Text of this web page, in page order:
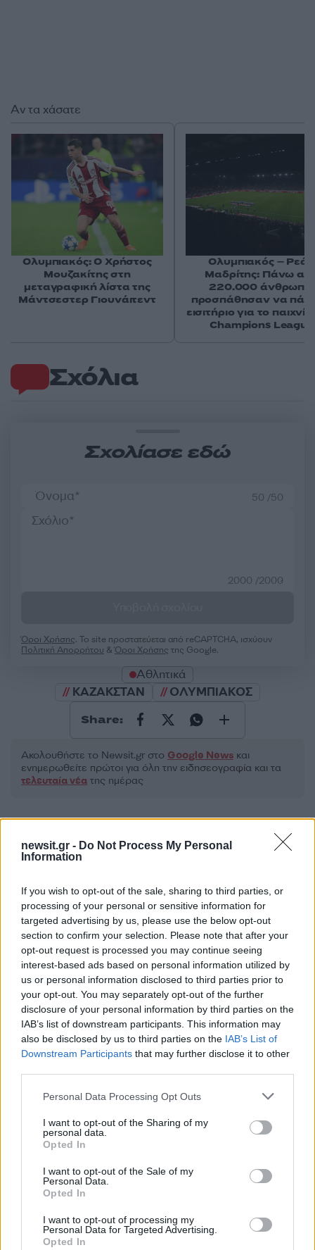
newsit.gr - Do Not Process My Personal
Information
If you wish to opt-out of the sale, sharing to third parties, or
processing of your personal or sensitive information for
targeted advertising by us, please use the below opt-out
section to confirm your selection. Please note that after your
opt-out request is processed you may continue seeing
interest-based ads based on personal information utilized by
us or personal information disclosed to third parties prior to
your opt-out. You may separately opt-out of the further
disclosure of your personal information by third parties on the
IAB’s list of downstream participants. This information may
also be disclosed by us to third parties on the IAB’s List of
Downstream Participants that may further disclose it to other
Please note that this website/app uses one or more Google
not limited to your visit or usage behaviour. You may click to
grant or deny consent to Google and its third-party tags to
use your data for below specified purposes in below Google
consent section.
Personal Data Processing Opt Outs
I want to opt-out of the Sharing of my
personal data.
Opted In
I want to opt-out of the Sale of my
Personal Data.
Opted In
I want to opt-out of processing my
Personal Data for Targeted Advertising.
Opted In
Σχόλια
Σχολίασε εδώ
50 /50
2000 /2000
Όροι Χρήσης. Το site προστατεύεται από reCAPTCHA, ισχύουν
Πολιτική Απορρήτου &Όροι Χρήσης της Google.
Αθλητικά
ΚΑΖΑΚΣΤΑΝ
ΟΛΥΜΠΙΑΚΟΣ
Share:
Ακολουθήστε το Νewsit.gr στο Google News και
ενημερωθείτε πρώτοι για όλη την ειδησεογραφία και τα
τελευταία νέα της ημέρας
Αν τα χάσατε
Ολυμπιακός: Ο Χρήστος
Μουζακίτης στη
μεταγραφική λίστα της
Μάντσεστερ Γιουνάιτεντ
Ολυμπιακός – Ρεάλ
Μαδρίτης: Πάνω
220.000 άνθρωποι
προσπάθησαν να
εισιτήριο για το
Champions League
1 Σέρρες: Βίντεο ντοκουμέντο από το
τροχαίο με νεκρούς μητέρα και γιο – Ο
οδηγός του φορτηγού κατέγραψε τη
σύγκρουση
2Έρχεται τριήμερο με 40άρια και ισχυρά
μελτέμια - Οι περιοχές που θα είναι πιο
έντονα τα φαινόμενα
3Στα Χανιά για ολιγοήμερες διακοπές ο
Κυριάκος Μητσοτάκης με την σύζυγό του
Μαρέβα
4Marfin: Η 46χρονη πήρε προθεσμία για να
συμμετείχε στη διαδήλωση όπως και
100.000 άτομα»
ηττήθηκαν στο τρελό ματς της Τούμπας και
θα ψάξουν την ανατροπή στο Βέλγιο
Πιο σχολιασμένα
Έφυγαν οι συνεργάτες, μένει η Μαρία
Καρυστιανού - Η επόμενη μέρα για την
«Ελπίδα για τη Δημοκρατία»